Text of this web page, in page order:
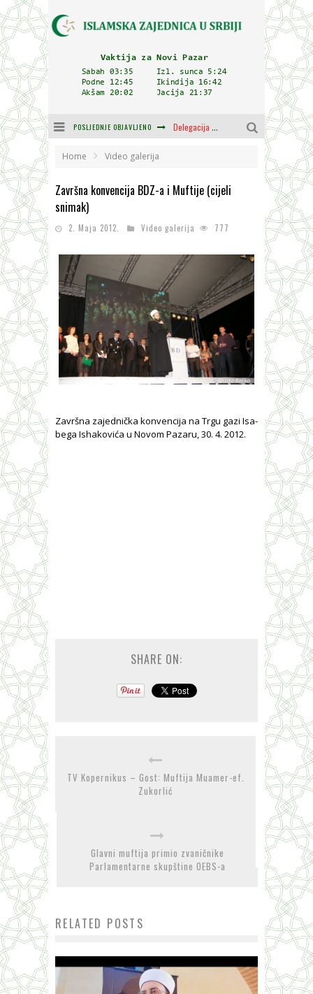
POSLJEDNJE OBJAVLJENO Delegacija IZ-e na godišnjici bitke kod Petrovaradina
Home Video galerija
Završna konvencija BDZ-a i Muftije (cijeli
snimak)
2. Maja 2012. Video galerija 777
Završna zajednička konvencija na Trgu gazi Isa-
bega Ishakovića u Novom Pazaru, 30. 4. 2012.
SHARE ON:
TV Kopernikus – Gost: Muftija Muamer-ef.
Zukorlić
Glavni muftija primio zvaničnike
Parlamentarne skupštine OEBS-a
RELATED POSTS